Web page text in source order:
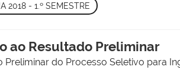
2018 - 1.º SEMESTRE
ao Resultado Preliminar
do Processo Seletivo para